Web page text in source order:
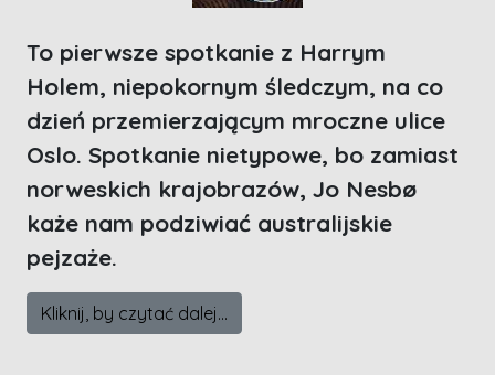
To pierwsze spotkanie z Harrym
Holem, niepokornym śledczym, na co
dzień przemierzającym mroczne ulice
Oslo. Spotkanie nietypowe, bo zamiast
norweskich krajobrazów, Jo Nesbø
każe nam podziwiać australijskie
pejzaże.
Kliknij, by czytać dalej...